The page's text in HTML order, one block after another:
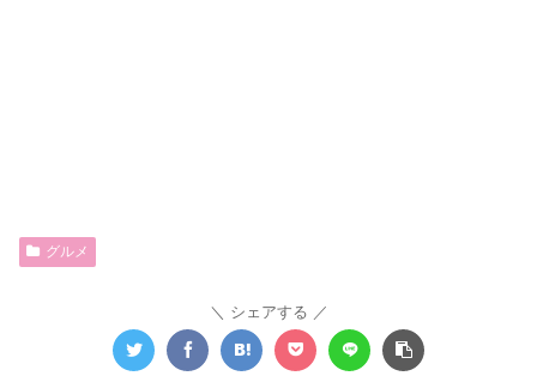
グルメ
シェアする